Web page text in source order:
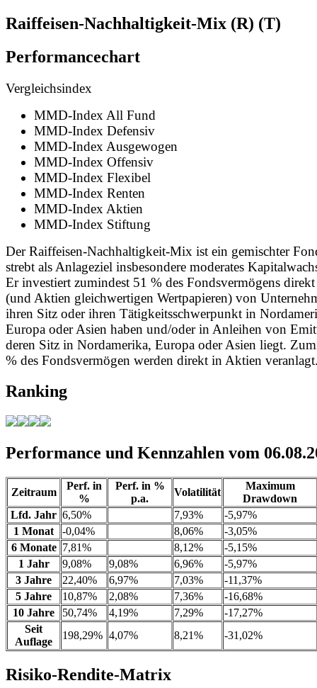
Raiffeisen-Nachhaltigkeit-Mix (R) (T)
Performancechart
Vergleichsindex
MMD-Index All Fund
MMD-Index Defensiv
MMD-Index Ausgewogen
MMD-Index Offensiv
MMD-Index Flexibel
MMD-Index Renten
MMD-Index Aktien
MMD-Index Stiftung
Der Raiffeisen-Nachhaltigkeit-Mix ist ein gemischter
strebt als Anlageziel insbesondere moderates
Er investiert zumindest 51 % des Fondsvermögens
(und Aktien gleichwertigen Wertpapieren) von
ihren Sitz oder ihren Tätigkeitsschwerpunkt in
Europa oder Asien haben und/oder in Anleihen von
deren Sitz in Nordamerika, Europa oder Asien liegt.
% des Fondsvermögen werden direkt in Aktien
Ranking
Performance und Kennzahlen vom
Zeitraum
Perf. in
%
Perf. in %
p.a.
Volatilität
Maximum
Drawdown
Lfd. Jahr 6,50% 7,93%
-5,97%
1 Monat
-0,04% 8,06%
-3,05%
6 Monate 7,81% 8,12%
-5,15%
1 Jahr
9,08% 9,08% 6,96%
-5,97%
3 Jahre
22,40% 6,97% 7,03%
-11,37%
5 Jahre
10,87% 2,08% 7,36%
-16,68%
10 Jahre
50,74% 4,19% 7,29%
-17,27%
Seit
Auflage
198,29% 4,07% 8,21% -31,02%
Risiko-Rendite-Matrix